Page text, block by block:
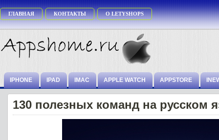
ГЛАВНАЯ КОНТАКТЫ О LETYSHOPS
IPHONE IPAD IMAC APPLE WATCH APPSTORE
130 полезных команд на русском